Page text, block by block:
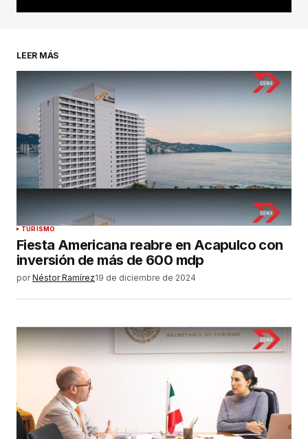
LEER MÁS
TURISMO
Fiesta Americana reabre en Acapulco con
inversión de más de 600 mdp
por Néstor Ramírez19 de diciembre de 2024